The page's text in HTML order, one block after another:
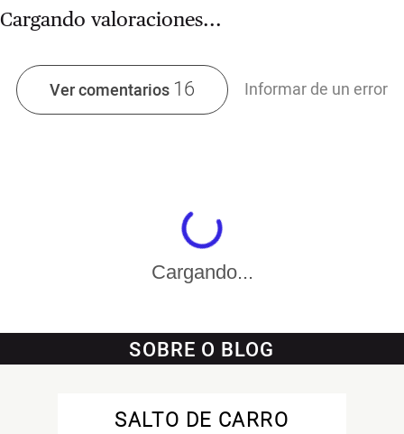
Cargando valoraciones...
Ver comentarios 16 Informar de un error
Cargando...
SOBRE O BLOG
SALTO DE CARRO